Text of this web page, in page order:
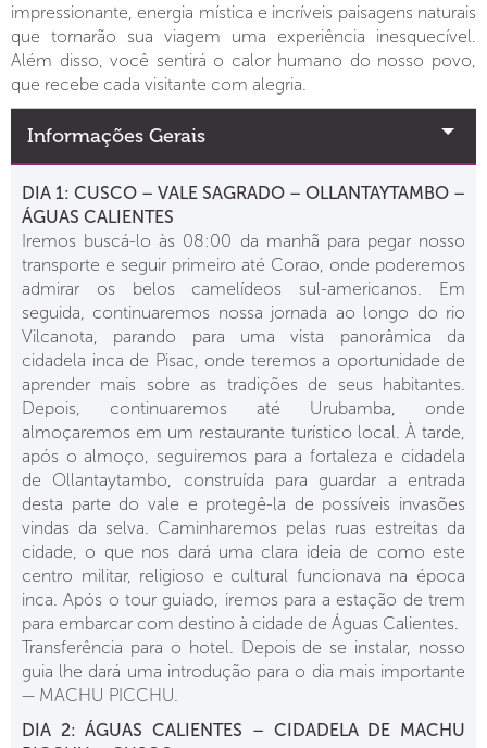
impressionante, energia mística e incríveis paisagens naturais
que tornarão sua viagem uma experiência inesquecível.
Além disso, você sentirá o calor humano do nosso povo,
que recebe cada visitante com alegria.
Informações Gerais
DIA 1: CUSCO – VALE SAGRADO – OLLANTAYTAMBO –
ÁGUAS CALIENTES
Iremos buscá-lo às 08:00 da manhã para pegar nosso
transporte e seguir primeiro até Corao, onde poderemos
admirar os belos camelídeos sul-americanos. Em
seguida, continuaremos nossa jornada ao longo do rio
Vilcanota, parando para uma vista panorâmica da
cidadela inca de Pisac, onde teremos a oportunidade de
aprender mais sobre as tradições de seus habitantes.
Depois, continuaremos até Urubamba, onde
almoçaremos em um restaurante turístico local. À tarde,
após o almoço, seguiremos para a fortaleza e cidadela
de Ollantaytambo, construída para guardar a entrada
desta parte do vale e protegê-la de possíveis invasões
vindas da selva. Caminharemos pelas ruas estreitas da
cidade, o que nos dará uma clara ideia de como este
centro militar, religioso e cultural funcionava na época
inca. Após o tour guiado, iremos para a estação de trem
para embarcar com destino à cidade de Águas Calientes.
Transferência para o hotel. Depois de se instalar, nosso
guia lhe dará uma introdução para o dia mais importante
— MACHU PICCHU.
DIA 2: ÁGUAS CALIENTES – CIDADELA DE MACHU